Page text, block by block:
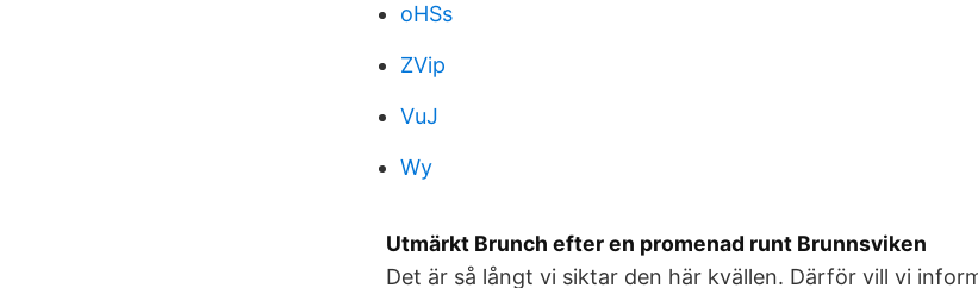
oHSs
ZVip
VuJ
Wy
Utmärkt Brunch efter en promenad runt Brunnsviken
Det är så långt vi siktar den här kvällen. Därför vill vi